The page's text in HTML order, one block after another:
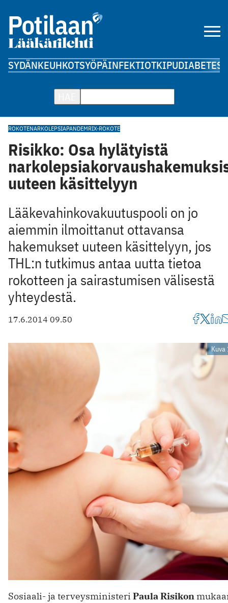
SYDÄNKEUHKOTSYÖPÄINFEKTIOTKIPUDIABETES
ROKOTENARKOLEPSIAPANDEMRIX-ROKOTE
Risikko: Osa hylätyistä
uuteen käsittelyyn
Lääkevahinkovakuutuspooli on jo
aiemmin ilmoittanut ottavansa
hakemukset uuteen käsittelyyn, jos
THL:n tutkimus antaa uutta tietoa
rokotteen ja sairastumisen välisestä
yhteydestä.
17.6.2014 09.50
Sosiaali- ja terveysministeri Paula Risikon